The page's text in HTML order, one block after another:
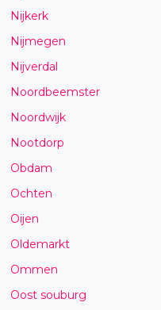
Nijkerk
Nijmegen
Nijverdal
Noordbeemster
Noordwijk
Nootdorp
Obdam
Ochten
Oijen
Oldemarkt
Ommen
Oost souburg